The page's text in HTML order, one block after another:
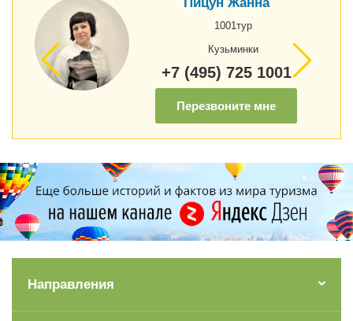
1001тур
Кузьминки
+7 (495) 725 1001
Перезвоните мне
Направления